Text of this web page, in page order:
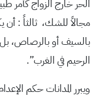
الحر خارج الزواج كأمر
مجالاً للشك، ثالثاً : أن
بالسيف أو بالرصاص، بل
الرحيم في الغرب”.
ويبرر المدانات حكم